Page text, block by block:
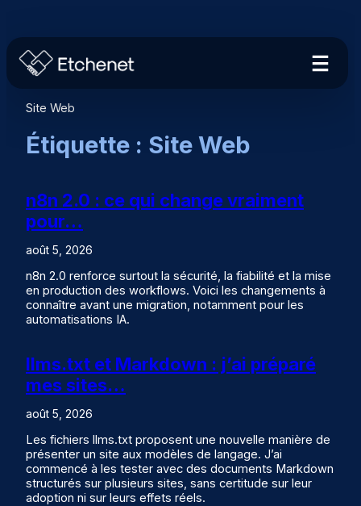
contenu
Site Web
Étiquette : Site Web
n8n 2.0 : ce qui change vraiment
pour…
août 5, 2026
n8n 2.0 renforce surtout la sécurité, la fiabilité et la mise
en production des workflows. Voici les changements à
connaître avant une migration, notamment pour les
automatisations IA.
llms.txt et Markdown : j’ai préparé
mes sites…
août 5, 2026
Les fichiers llms.txt proposent une nouvelle manière de
présenter un site aux modèles de langage. J’ai
commencé à les tester avec des documents Markdown
structurés sur plusieurs sites, sans certitude sur leur
adoption ni sur leurs effets réels.